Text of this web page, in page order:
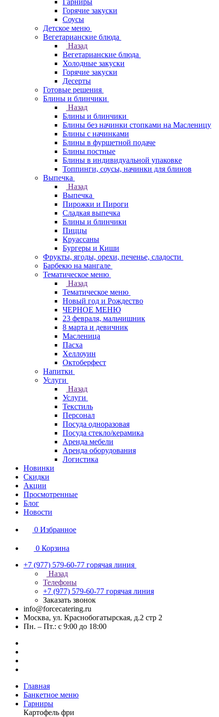
Гарниры
Горячие закуски
Соусы
Детское меню
Вегетарианские блюда
Назад
Вегетарианские блюда
Холодные закуски
Горячие закуски
Десерты
Готовые решения
Блины и блинчики
Назад
Блины и блинчики
Блины без начинки стопками на Масленицу
Блины с начинками
Блины в фуршетной подаче
Блины постные
Блины в индивидуальной упаковке
Топпинги, соусы, начинки для блинов
Выпечка
Назад
Выпечка
Пирожки и Пироги
Сладкая выпечка
Блины и блинчики
Пиццы
Круасcаны
Бургеры и Киши
Фрукты, ягоды, орехи, печенье, сладости
Барбекю на мангале
Тематическое меню
Назад
Тематическое меню
Новый год и Рождество
ЧЕРНОЕ МЕНЮ
23 февраля, мальчишник
8 марта и девичник
Масленица
Пасха
Хеллоуин
Октоберфест
Напитки
Услуги
Назад
Услуги
Текстиль
Персонал
Посуда одноразовая
Посуда стекло/керамика
Аренда мебели
Аренда оборудования
Логистика
Новинки
Скидки
Акции
Просмотренные
Блог
Новости
0 Избранное
0 Корзина
+7 (977) 579-60-77 горячая линия
Назад
Телефоны
+7 (977) 579-60-77 горячая линия
Заказать звонок
info@forcecatering.ru
Москва, ул. Краснобогатырская, д.2 стр 2
Пн. – Пт.: с 9:00 до 18:00
Главная
Банкетное меню
Гарниры
Картофель фри